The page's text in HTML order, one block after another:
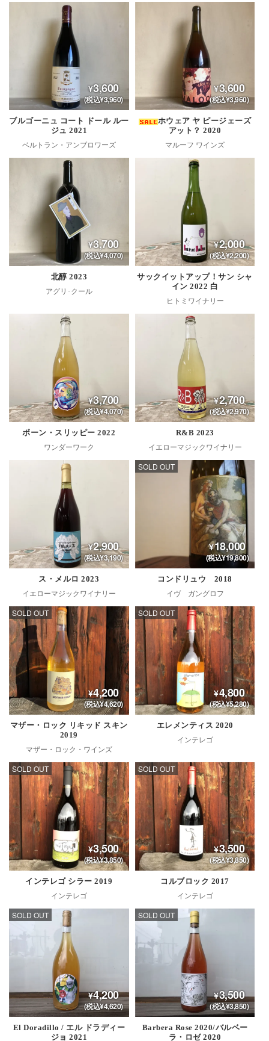
3,600
(税込¥3,960)
ブルゴーニュ コート ドール ルー
ジュ 2021
ベルトラン・アンブロワーズ
3,600
(税込¥3,960)
ホウェア ヤ ピージェーズ
アット？ 2020
マルーフ ワインズ
3,700
(税込¥4,070)
北醇 2023
アグリ･クール
2,000
(税込¥2,200)
サックイットアップ！サン シャ
イン 2022 白
ヒトミワイナリー
3,700
(税込¥4,070)
ボーン・スリッピー 2022
ワンダーワーク
2,700
(税込¥2,970)
R&B 2023
イエローマジックワイナリー
2,900
(税込¥3,190)
ス・メルロ 2023
イエローマジックワイナリー
18,000
(税込¥19,800)
SOLD OUT
コンドリュウ 2018
イヴ ガングロフ
4,200
(税込¥4,620)
SOLD OUT
マザー・ロック リキッド スキン
2019
マザー・ロック・ワインズ
4,800
(税込¥5,280)
SOLD OUT
エレメンティス 2020
インテレゴ
3,500
(税込¥3,850)
SOLD OUT
インテレゴ シラー 2019
インテレゴ
3,500
(税込¥3,850)
SOLD OUT
コルブロック 2017
インテレゴ
4,200
(税込¥4,620)
SOLD OUT
El Doradillo / エル ドラディー
ジョ 2021
3,500
(税込¥3,850)
SOLD OUT
Barbera Rose 2020/バルベー
ラ・ロゼ 2020